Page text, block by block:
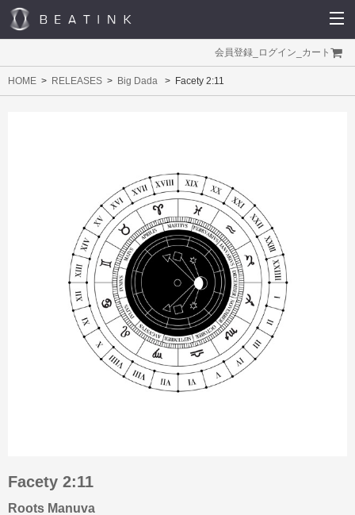
会員登録 ログイン カート
HOME RELEASES Big Dada Facety 2:11
Facety 2:11
Roots Manuva